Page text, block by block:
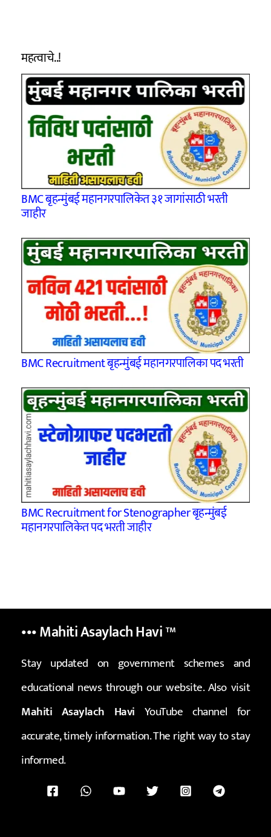
महत्वाचे..!
BMC बृहन्मुंबई महानगरपालिकेत ३१ जागांसाठी भरती
जाहीर
BMC Recruitment बृहन्मुंबई महानगरपालिका पद भरती
BMC Recruitment for Stenographer बृहन्मुंबई
महानगरपालिकेत पद भरती जाहीर
••• Mahiti Asaylach Havi™
Stay updated on government schemes and
educational news through our website. Also visit
Mahiti Asaylach Havi YouTube channel for
accurate, timely information. The right way to stay
informed.